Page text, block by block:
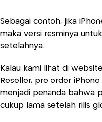
Sebagai contoh, jika
maka versi resminya
setelahnya.
Kalau kami lihat di
Reseller, pre order
menjadi penanda bahwa
cukup lama setelah rilis